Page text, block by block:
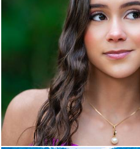
378